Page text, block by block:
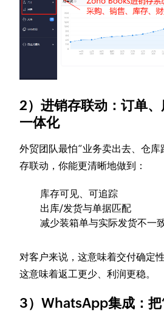
2）进销存联动：订单
一体化
外贸团队最怕“业务卖出去、仓库
存联动，你能更清晰地做到：
库存可见、可追踪
出库/发货与单据匹配
减少装箱单与实际发货不一
对客户来说，这意味着交付确定
这意味着返工更少、利润更稳。
3）WhatsApp集成：把